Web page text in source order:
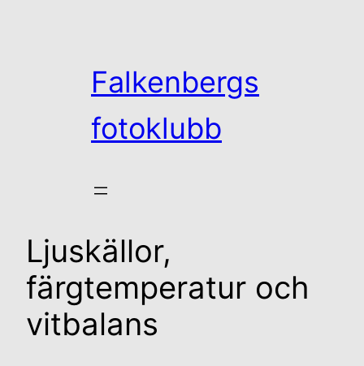
Falkenbergs
fotoklubb
Ljuskällor,
färgtemperatur och
vitbalans